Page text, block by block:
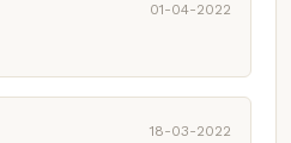
01-04-2022
18-03-2022